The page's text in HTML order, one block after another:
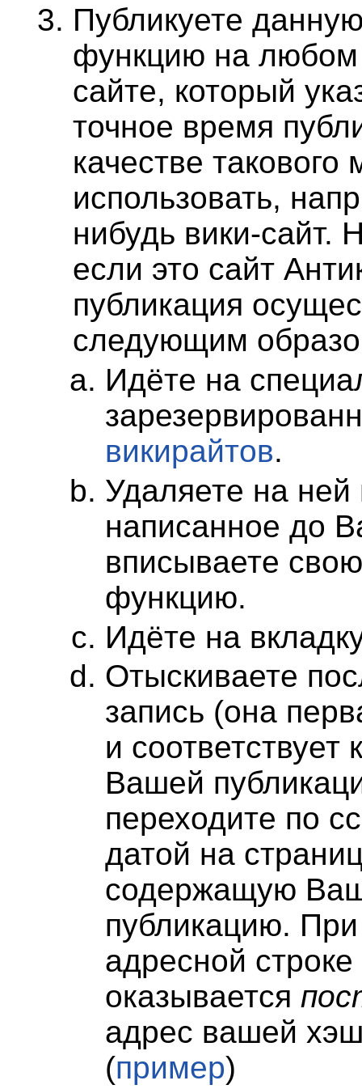
Публикуете
функцию на любом
сайте, который
точное время
качестве такового
использовать,
нибудь вики-сайт.
если это сайт
публикация
следующим
Идёте на
викирайтов.
Удаляете на ней
написанное до
вписываете
функцию.
Идёте на
Отыскиваете
запись (она
и соответствует
Вашей
переходите по
датой на
содержащую
публикацию.
адресной
оказывается
адрес вашей
(пример)